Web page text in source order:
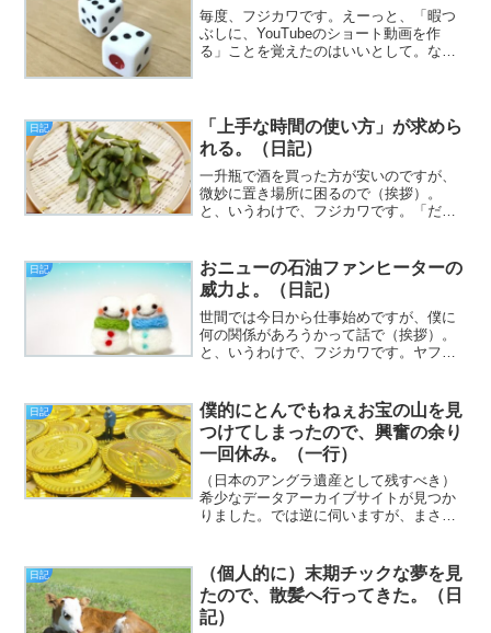
毎度、フジカワです。えーっと、「暇つ
ぶしに、YouTubeのショート動画を作
る」ことを覚えたのはいいとして。なん
いたので。気になる...
日記
「上手な時間の使い方」が求めら
れる。（日記）
一升瓶で酒を買った方が安いのですが、
微妙に置き場所に困るので（挨拶）。
と、いうわけで、フジカワです。「だだ
枝豆だと知った土曜日、皆様いかがお過
ごしでしょうか。だだちゃ豆...
日記
おニューの石油ファンヒーターの
威力よ。（日記）
世間では今日から仕事始めですが、僕に
何の関係があろうかって話で（挨拶）。
と、いうわけで、フジカワです。ヤフオ
の、荷物を持ち込んだ先のヤマトの人に
「宅急便コンパクトの箱が...
日記
僕的にとんでもねぇお宝の山を見
つけてしまったので、興奮の余り
一回休み。（一行）
（日本のアングラ遺産として残すべき）
希少なデータアーカイブサイトが見つか
りました。では逆に伺いますが、まさし
い』の立て看板があって、むさぼりつか
ない奴がいますかッ！？（...
日記
（個人的に）末期チックな夢を見
たので、散髪へ行ってきた。（日
記）